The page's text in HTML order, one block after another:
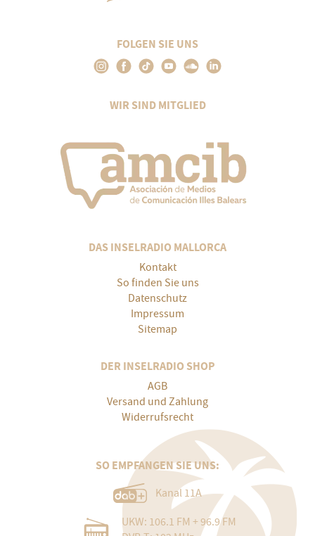
FOLGEN SIE UNS
WIR SIND MITGLIED
DAS INSELRADIO MALLORCA
Kontakt
So finden Sie uns
Datenschutz
Impressum
Sitemap
DER INSELRADIO SHOP
AGB
Versand und Zahlung
Widerrufsrecht
SO EMPFANGEN SIE UNS:
Kanal 11A
UKW: 106.1 FM + 96.9 FM